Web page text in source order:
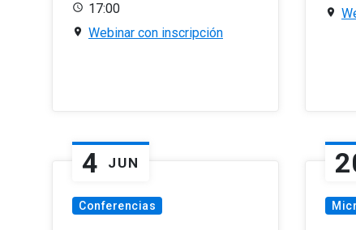
17:00
Webinar con inscripción
4 JUN
Conferencias